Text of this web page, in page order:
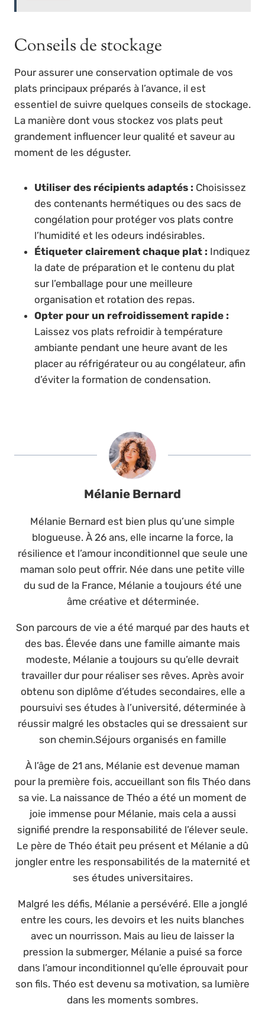
Conseils de stockage
Pour assurer une conservation optimale de vos
plats principaux préparés à l’avance, il est
essentiel de suivre quelques conseils de stockage.
La manière dont vous stockez vos plats peut
grandement influencer leur qualité et saveur au
moment de les déguster.
Utiliser des récipients adaptés : Choisissez
des contenants hermétiques ou des sacs de
congélation pour protéger vos plats contre
l’humidité et les odeurs indésirables.
Étiqueter clairement chaque plat : Indiquez
la date de préparation et le contenu du plat
sur l’emballage pour une meilleure
organisation et rotation des repas.
Opter pour un refroidissement rapide :
Laissez vos plats refroidir à température
ambiante pendant une heure avant de les
placer au réfrigérateur ou au congélateur, afin
d’éviter la formation de condensation.
Mélanie Bernard
Mélanie Bernard est bien plus qu’une simple
blogueuse. À 26 ans, elle incarne la force, la
résilience et l’amour inconditionnel que seule une
maman solo peut offrir. Née dans une petite ville
du sud de la France, Mélanie a toujours été une
âme créative et déterminée.
Son parcours de vie a été marqué par des hauts et
des bas. Élevée dans une famille aimante mais
modeste, Mélanie a toujours su qu’elle devrait
travailler dur pour réaliser ses rêves. Après avoir
obtenu son diplôme d’études secondaires, elle a
poursuivi ses études à l’université, déterminée à
réussir malgré les obstacles qui se dressaient sur
son chemin.Séjours organisés en famille
À l’âge de 21 ans, Mélanie est devenue maman
pour la première fois, accueillant son fils Théo dans
sa vie. La naissance de Théo a été un moment de
joie immense pour Mélanie, mais cela a aussi
signifié prendre la responsabilité de l’élever seule.
Le père de Théo était peu présent et Mélanie a dû
jongler entre les responsabilités de la maternité et
ses études universitaires.
Malgré les défis, Mélanie a persévéré. Elle a jonglé
entre les cours, les devoirs et les nuits blanches
avec un nourrisson. Mais au lieu de laisser la
pression la submerger, Mélanie a puisé sa force
dans l’amour inconditionnel qu’elle éprouvait pour
son fils. Théo est devenu sa motivation, sa lumière
dans les moments sombres.